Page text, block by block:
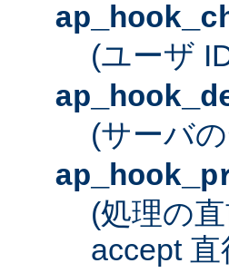
(ユーザ
(サーバ
(処理の
accept